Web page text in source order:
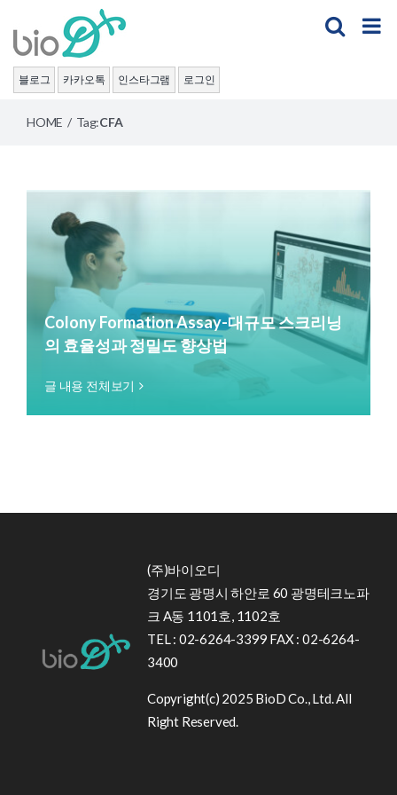
content
블로그 카카오톡 인스타그램 로그인
HOME / Tag:CFA
Colony Formation Assay-대규모 스크리닝
의 효율성과 정밀도 향상법
글 내용 전체보기
(주)바이오디
경기도 광명시 하안로 60 광명테크노파
크 A동 1101호, 1102호
TEL : 02-6264-3399 FAX : 02-6264-
3400
Copyright(c) 2025 BioD Co., Ltd. All
Right Reserved.